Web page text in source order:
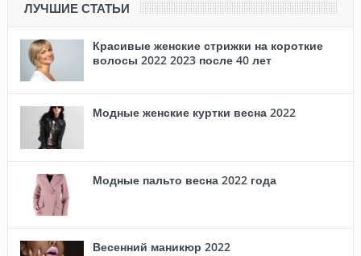
ЛУЧШИЕ СТАТЬИ
Красивые женские стрижки на короткие
волосы 2022 2023 после 40 лет
Модные женские куртки весна 2022
Модные пальто весна 2022 года
Весенний маникюр 2022